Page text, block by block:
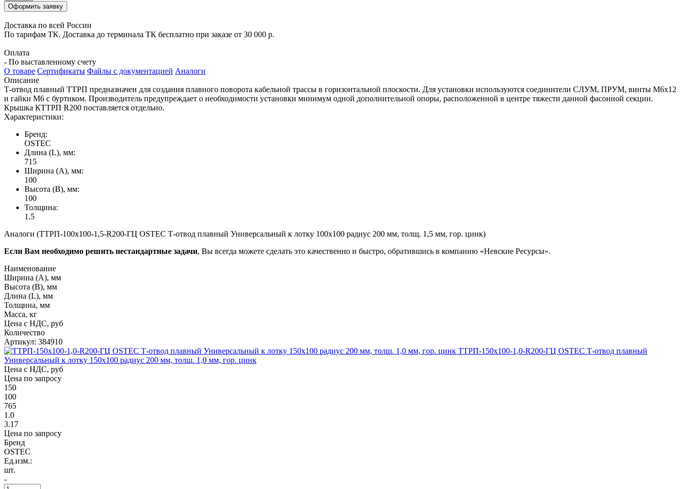
Оформить заявку
Доставка по всей России
По тарифам ТК. Доставка до терминала ТК бесплатно при заказе от 30 000 р.
Оплата
- По выставленному счету
О товаре Сертификаты Файлы с документацией Аналоги
Описание
Т-отвод плавный ТТРП предназначен для создания плавного поворота кабельной трассы в горизонтальной плоскости. Для установки используются соединители СЛУМ, ПРУМ, винты М6х12
и гайки М6 с буртиком. Производитель предупреждает о необходимости установки минимум одной дополнительной опоры, расположенной в центре тяжести данной фасонной секции.
Крышка КТТРП R200 поставляется отдельно.
Характеристики:
Бренд:
OSTEC
Длина (L), мм:
715
Ширина (А), мм:
100
Высота (В), мм:
100
Толщина:
1.5
Аналоги (ТТРП-100х100-1,5-R200-ГЦ OSTEC Т-отвод плавный Универсальный к лотку 100х100 радиус 200 мм, толщ. 1,5 мм, гор. цинк)
Если Вам необходимо решить нестандартные задачи, Вы всегда можете сделать это качественно и быстро, обратившись в компанию «Невские Ресурсы».
Наименование
Ширина (А), мм
Высота (В), мм
Длина (L), мм
Толщина, мм
Масса, кг
Цена с НДС, руб
Количество
Артикул: 384910
ТТРП-150х100-1,0-R200-ГЦ OSTEC Т-отвод плавный
Универсальный к лотку 150х100 радиус 200 мм, толщ. 1,0 мм, гор. цинк
Цена с НДС, руб
Цена по запросу
150
100
765
1.0
3.17
Цена по запросу
Бренд
OSTEC
Ед.изм.:
шт.
-